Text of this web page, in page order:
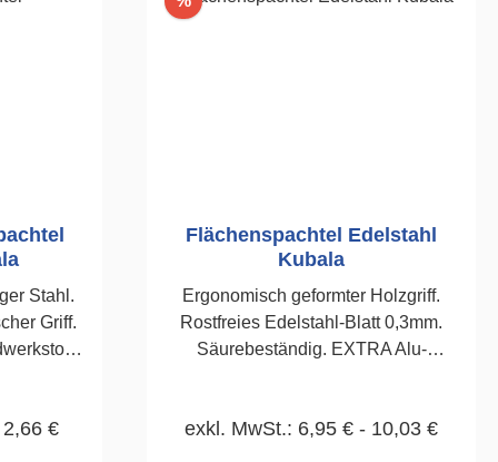
Stahl.
Griff.
€
Flächenspachtel Edelstahl
Kubala
Ergonomisch geformter Holzgriff.
Rostfreies Edelstahl-Blatt 0,3mm.
Säurebeständig. EXTRA Alu-
Putzen und Spachtelungen. Sehr
exkl. MwSt.: 6,95 € - 10,03 €